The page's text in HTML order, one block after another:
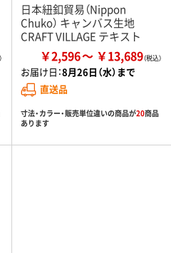
日本紐釦貿易（Nippon
Chuko） キャンバス生地
CRAFT VILLAGE テキスト
￥2,596 ￥13,689
お届け日：8月26日（水）まで
直送品
寸法・カラー・販売単位違いの商品が20商品
あります